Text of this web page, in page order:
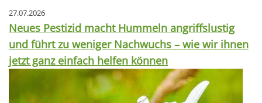
27.07.2026
Neues Pestizid macht Hummeln angriffslustig
und führt zu weniger Nachwuchs – wie wir ihnen
jetzt ganz einfach helfen können